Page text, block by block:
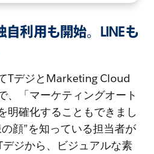
利用も開始。LINEも
TデジとMarketing Cloud
、「マーケティングオート
明確化することもできまし
顔”を知っている担当者が
ジから、ビジュアルな素